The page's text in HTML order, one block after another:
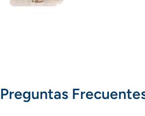
Preguntas